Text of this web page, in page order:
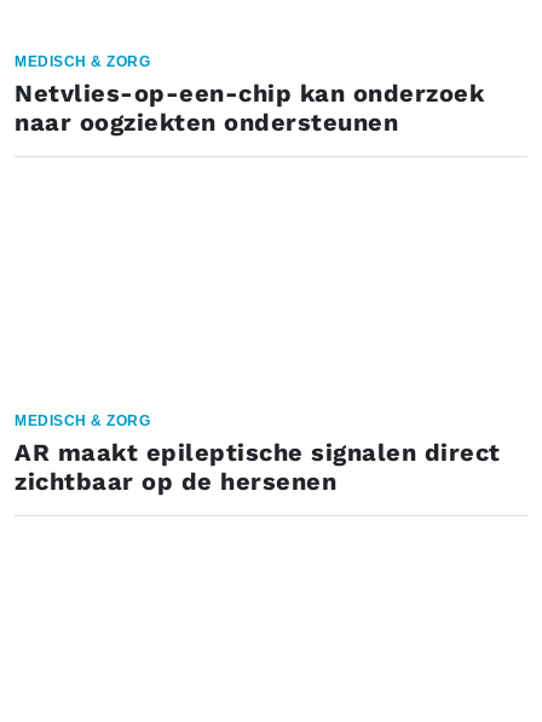
MEDISCH & ZORG
Netvlies-op-een-chip kan onderzoek
naar oogziekten ondersteunen
MEDISCH & ZORG
AR maakt epileptische signalen direct
zichtbaar op de hersenen